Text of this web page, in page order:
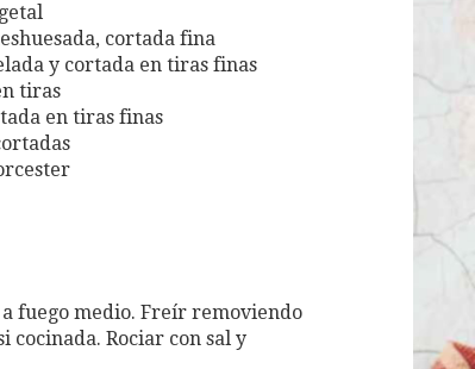
cortada fina
y cortada en tiras finas
tiras
en tiras finas
fuego medio. Freír removiendo
cocinada. Rociar con sal y